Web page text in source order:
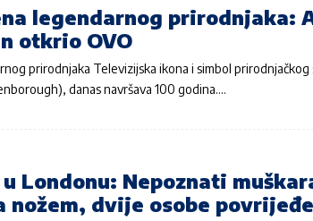
legendarnog prirodnjaka:
otkrio OVO
prirodnjaka Televizijska ikona i simbol
danas navršava 100 godina.…
Londonu: Nepoznati
nožem, dvije osobe